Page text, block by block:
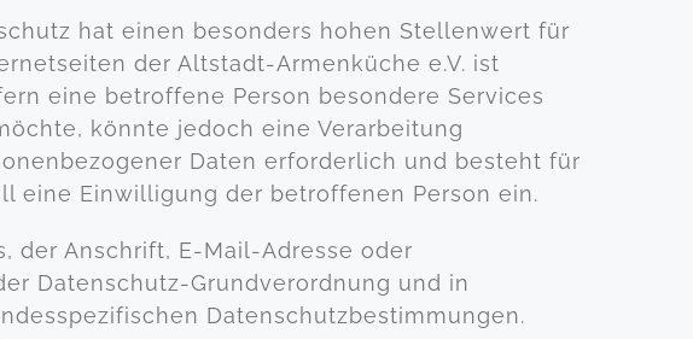
hat einen besonders hohen Stellenwert für
der Altstadt-Armenküche e.V. ist
eine betroffene Person besondere Services
könnte jedoch eine Verarbeitung
Daten erforderlich und besteht für
eine Einwilligung der betroffenen Person ein.
der Anschrift, E-Mail-Adresse oder
Datenschutz-Grundverordnung und in
Datenschutzbestimmungen.